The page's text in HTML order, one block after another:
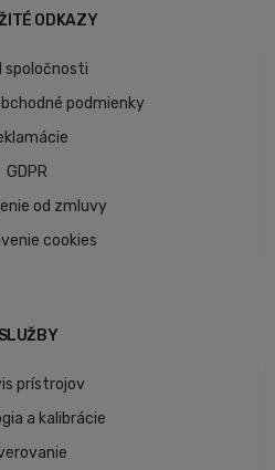
ODKAZY
spoločnosti
podmienky
GDPR
od zmluvy
cookies
SLUŽBY
prístrojov
a kalibrácie